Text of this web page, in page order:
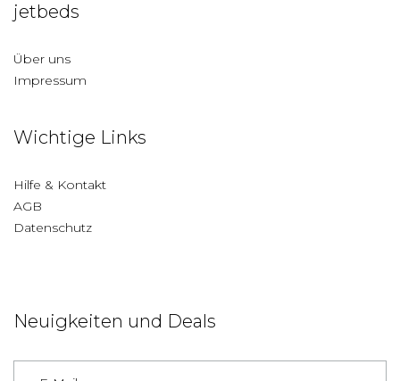
jetbeds
Über uns
Impressum
Wichtige Links
Hilfe & Kontakt
AGB
Datenschutz
Neuigkeiten und Deals